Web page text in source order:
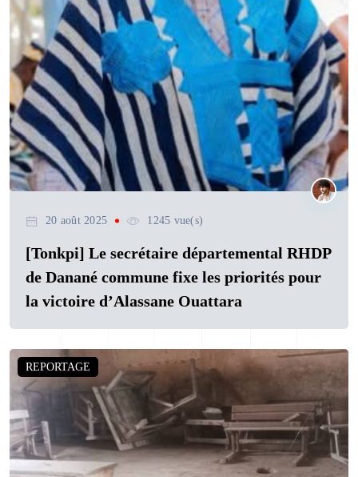
20 août 2025 1245 vue(s)
[Tonkpi] Le secrétaire départemental RHDP
de Danané commune fixe les priorités pour
la victoire d’Alassane Ouattara
REPORTAGE